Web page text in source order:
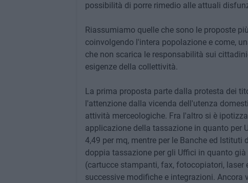
possibilità di porre rimedio alle attuali
Riassumiamo quelle che sono le proposte
coinvolgendo l'intera popolazione e come,
che non scarica le responsabilità sui
esigenze della collettività.
La prima proposta parte dalla protesta dei
l'attenzione dalla vicenda dell'utenza
attività merceologiche. Fra l'altro si è
applicazione della tassazione in quanto per
4,49 per mq, mentre per le Banche ed
doppia tassazione per gli Uffici in quanto
(cartucce stampanti, fax, fotocopiatori,
successive modifiche e integrazioni.